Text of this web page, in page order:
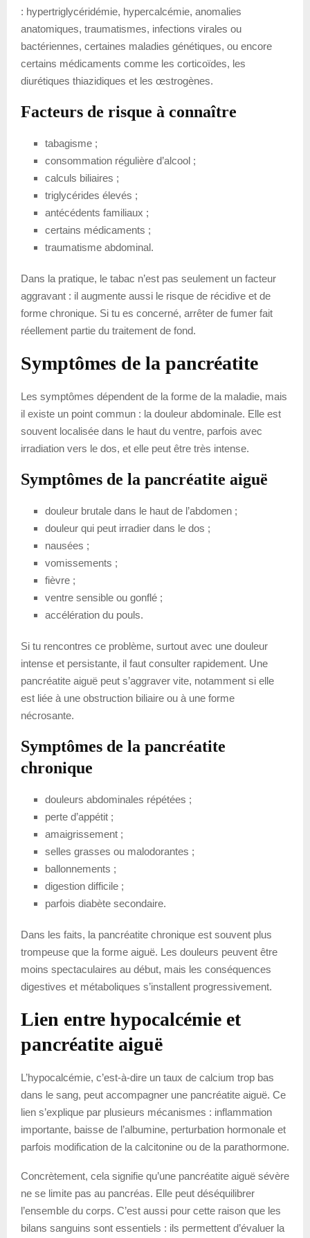
: hypertriglycéridémie, hypercalcémie, anomalies
anatomiques, traumatismes, infections virales ou
bactériennes, certaines maladies génétiques, ou encore
certains médicaments comme les corticoïdes, les
diurétiques thiazidiques et les œstrogènes.
Facteurs de risque à connaître
tabagisme ;
consommation régulière d’alcool ;
calculs biliaires ;
triglycérides élevés ;
antécédents familiaux ;
certains médicaments ;
traumatisme abdominal.
Dans la pratique, le tabac n’est pas seulement un facteur
aggravant : il augmente aussi le risque de récidive et de
forme chronique. Si tu es concerné, arrêter de fumer fait
réellement partie du traitement de fond.
Symptômes de la pancréatite
Les symptômes dépendent de la forme de la maladie, mais
il existe un point commun : la douleur abdominale. Elle est
souvent localisée dans le haut du ventre, parfois avec
irradiation vers le dos, et elle peut être très intense.
Symptômes de la pancréatite aiguë
douleur brutale dans le haut de l’abdomen ;
douleur qui peut irradier dans le dos ;
nausées ;
vomissements ;
fièvre ;
ventre sensible ou gonflé ;
accélération du pouls.
Si tu rencontres ce problème, surtout avec une douleur
intense et persistante, il faut consulter rapidement. Une
pancréatite aiguë peut s’aggraver vite, notamment si elle
est liée à une obstruction biliaire ou à une forme
nécrosante.
Symptômes de la pancréatite
chronique
douleurs abdominales répétées ;
perte d’appétit ;
amaigrissement ;
selles grasses ou malodorantes ;
ballonnements ;
digestion difficile ;
parfois diabète secondaire.
Dans les faits, la pancréatite chronique est souvent plus
trompeuse que la forme aiguë. Les douleurs peuvent être
moins spectaculaires au début, mais les conséquences
digestives et métaboliques s’installent progressivement.
Lien entre hypocalcémie et
pancréatite aiguë
L’hypocalcémie, c’est-à-dire un taux de calcium trop bas
dans le sang, peut accompagner une pancréatite aiguë. Ce
lien s’explique par plusieurs mécanismes : inflammation
importante, baisse de l’albumine, perturbation hormonale et
parfois modification de la calcitonine ou de la parathormone.
Concrètement, cela signifie qu’une pancréatite aiguë sévère
ne se limite pas au pancréas. Elle peut déséquilibrer
l’ensemble du corps. C’est aussi pour cette raison que les
bilans sanguins sont essentiels : ils permettent d’évaluer la